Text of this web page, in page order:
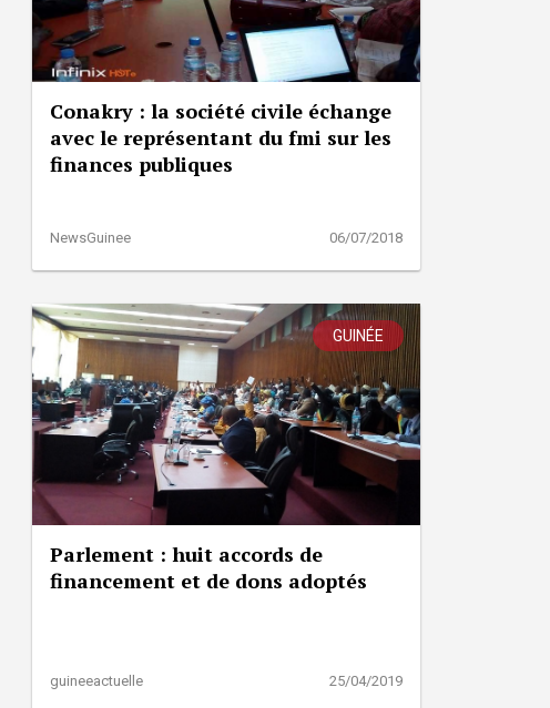
Conakry : la société civile échange
avec le représentant du fmi sur les
finances publiques
NewsGuinee 06/07/2018
GUINÉE
Parlement : huit accords de
financement et de dons adoptés
guineeactuelle 25/04/2019